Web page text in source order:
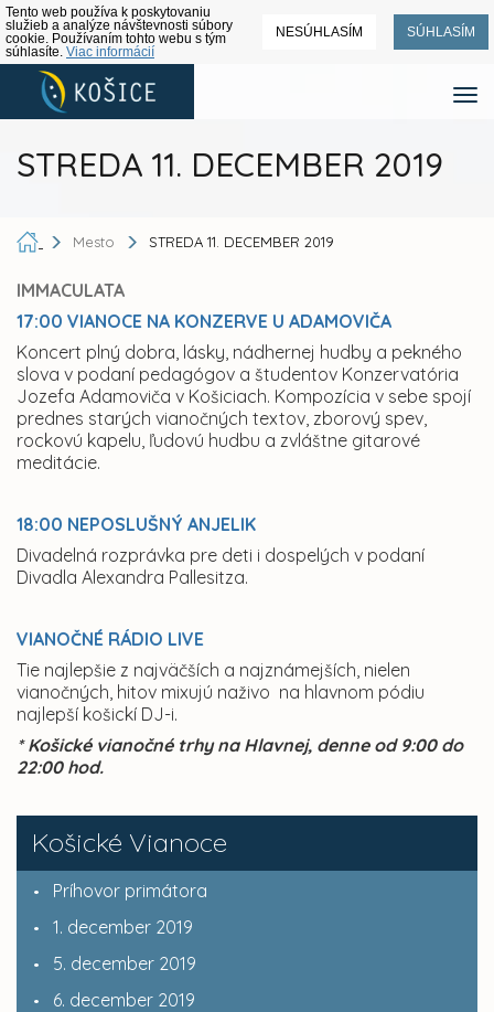
Tento web používa k poskytovaniu
služieb a analýze návštevnosti súbory
cookie. Používaním tohto webu s tým
súhlasíte. Viac informácií
NESÚHLASÍM SÚHLASÍM
STREDA 11. DECEMBER 2019
Košické Vianoce
Príhovor primátora
1. december 2019
5. december 2019
6. december 2019
Mesto STREDA 11. DECEMBER 2019
IMMACULATA
17:00 VIANOCE NA KONZERVE U ADAMOVIČA
Koncert plný dobra, lásky, nádhernej hudby a pekného
slova v podaní pedagógov a študentov Konzervatória
Jozefa Adamoviča v Košiciach. Kompozícia v sebe spojí
prednes starých vianočných textov, zborový spev,
rockovú kapelu, ľudovú hudbu a zvláštne gitarové
meditácie.
18:00 NEPOSLUŠNÝ ANJELIK
Divadelná rozprávka pre deti i dospelých v podaní
Divadla Alexandra Pallesitza.
VIANOČNÉ RÁDIO LIVE
Tie najlepšie z najväčších a najznámejších, nielen
vianočných, hitov mixujú naživo na hlavnom pódiu
najlepší košickí DJ-i.
* Košické vianočné trhy na Hlavnej, denne od 9:00 do
22:00 hod.